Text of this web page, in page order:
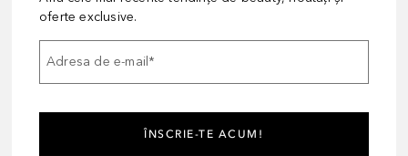
oferte exclusive.
Adresa de e-mail*
ÎNSCRIE-TE ACUM!